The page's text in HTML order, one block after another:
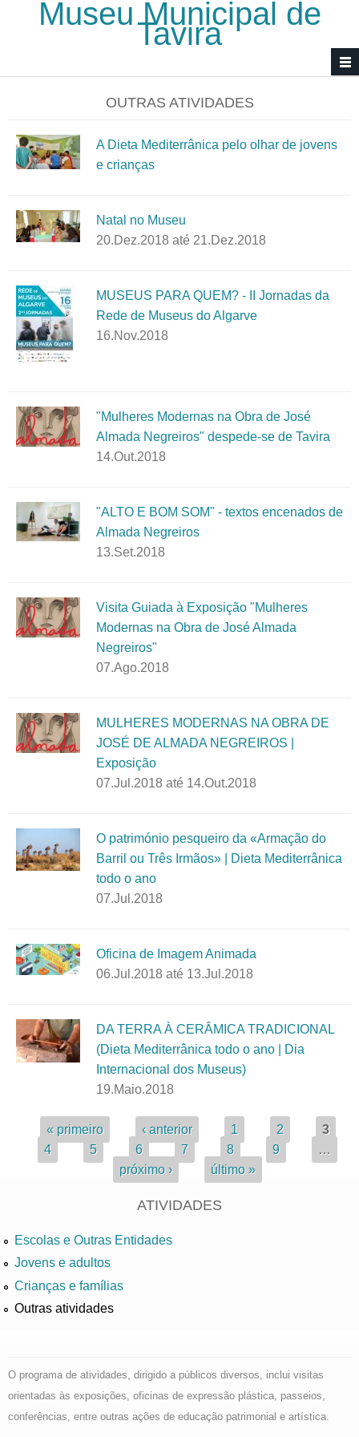
Passar para o conteúdo principal
Museu Municipal de
Tavira
OUTRAS ATIVIDADES
A Dieta Mediterrânica pelo olhar de jovens
e crianças
Natal no Museu
20.Dez.2018 até 21.Dez.2018
MUSEUS PARA QUEM? - II Jornadas da
Rede de Museus do Algarve
16.Nov.2018
"Mulheres Modernas na Obra de José
Almada Negreiros" despede-se de Tavira
14.Out.2018
"ALTO E BOM SOM" - textos encenados de
Almada Negreiros
13.Set.2018
Visita Guiada à Exposição "Mulheres
Modernas na Obra de José Almada
Negreiros"
07.Ago.2018
MULHERES MODERNAS NA OBRA DE
JOSÉ DE ALMADA NEGREIROS |
Exposição
07.Jul.2018 até 14.Out.2018
O património pesqueiro da «Armação do
Barril ou Três Irmãos» | Dieta Mediterrânica
todo o ano
07.Jul.2018
Oficina de Imagem Animada
06.Jul.2018 até 13.Jul.2018
DA TERRA À CERÂMICA TRADICIONAL
(Dieta Mediterrânica todo o ano | Dia
Internacional dos Museus)
19.Maio.2018
Páginas« primeiro ‹ anterior 1 2
3
4
5 6 7 8 9
…
próximo ›
último »
ATIVIDADES
Escolas e Outras Entidades
Jovens e adultos
Crianças e famílias
Outras atividades
O programa de atividades, dirigido a públicos diversos, inclui visitas
orientadas às exposições, oficinas de expressão plástica, passeios,
conferências, entre outras ações de educação patrimonial e artística.